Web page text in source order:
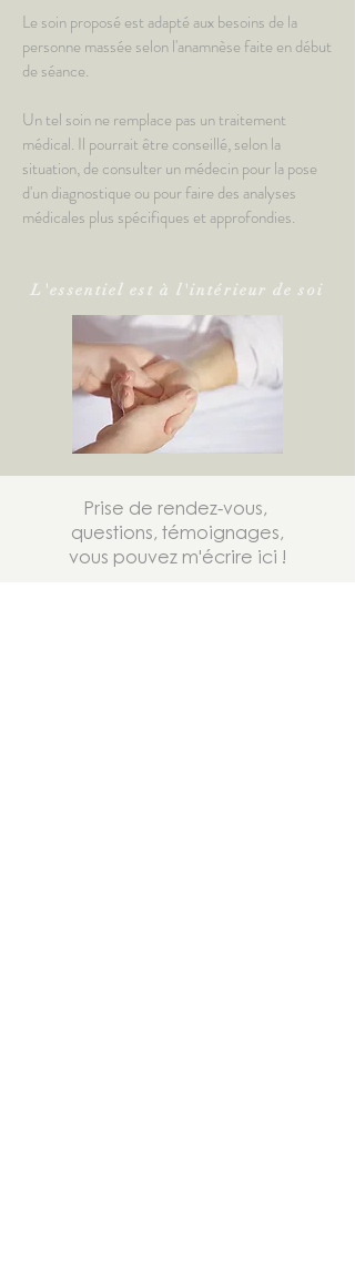
Le soin proposé est adapté aux besoins de la
personne massée selon l'anamnèse faite en début
de séance.
Un tel soin ne remplace pas un traitement
médical. Il pourrait être conseillé, selon la
situation, de consulter un médecin pour la pose
d'un diagnostique ou pour faire des analyses
médicales plus spécifiques et approfondies.
L'essentiel est à l'intérieur de soi
Prise de rendez-vous,
questions, témoignages,
vous pouvez m'écrire ici !